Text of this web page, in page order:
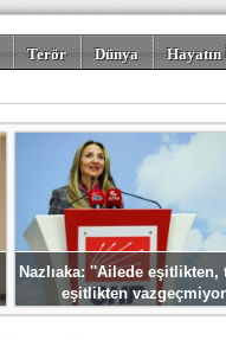
Terör Dünya
Nazlıaka: ''Ailede eşitlikten,
eşitlikten